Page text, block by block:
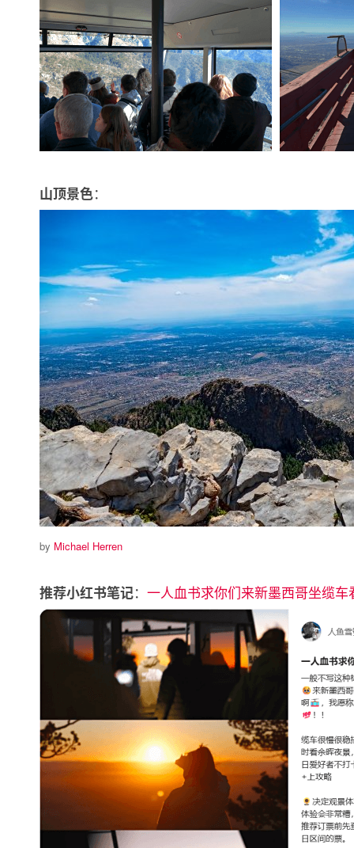
山顶景色：
by Michael Herren
推荐小红书笔记： 一人血书求你们来新墨西哥坐缆车